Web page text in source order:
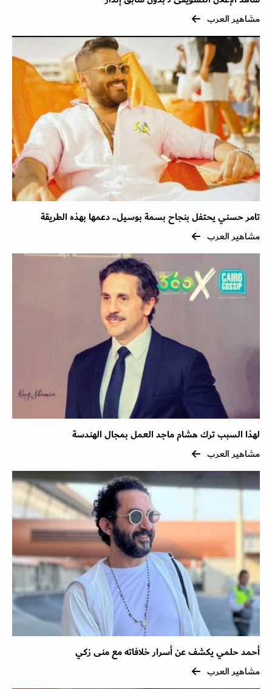
مشاهير العرب
تامر حسني يحتفل بنجاح بسمة بوسيل.. دعمها بهذه الطريقة
مشاهير العرب
لهذا السبب ترك هشام ماجد العمل بمجال الهندسة
مشاهير العرب
أحمد حلمي يكشف عن أسرار خلافاته مع منى زكي
مشاهير العرب